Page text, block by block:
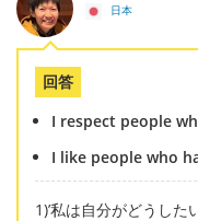
日本
回答
I respect people
I like people who
1)’私は自分がどうした